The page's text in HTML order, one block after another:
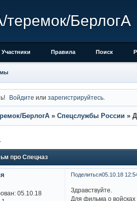
теремок/БерлогА
Участники Правила Поиск
Войдите илизарегистрируйтесь
БерлогА » Спецслужбы России »
про Спецназ
Поделиться05.10.18
: 05.10.18
Здравствуйте.
Для фильма о